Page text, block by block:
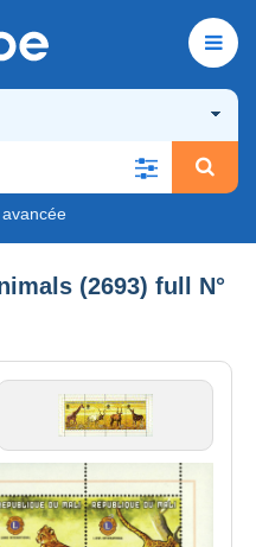
(2693) full N°